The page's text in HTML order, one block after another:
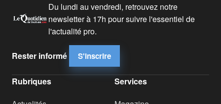
Du lundi au vendredi, retrouvez notre
newsletter à 17h pour suivre l'essentiel de
l'actualité pro.
Rester informé S'inscrire
Rubriques Services